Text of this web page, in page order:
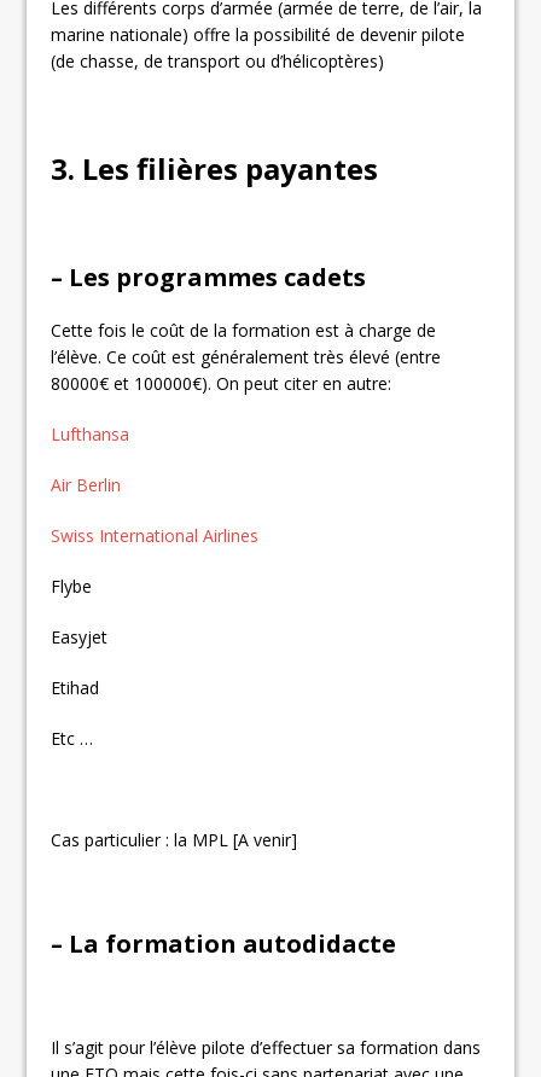
Les différents corps d’armée (armée de terre, de l’air, la
marine nationale) offre la possibilité de devenir pilote
(de chasse, de transport ou d’hélicoptères)
3. Les filières payantes
– Les programmes cadets
Cette fois le coût de la formation est à charge de
l’élève. Ce coût est généralement très élevé (entre
80000€ et 100000€). On peut citer en autre:
Lufthansa
Air Berlin
Swiss International Airlines
Flybe
Easyjet
Etihad
Etc …
Cas particulier : la MPL [A venir]
– La formation autodidacte
Il s’agit pour l’élève pilote d’effectuer sa formation dans